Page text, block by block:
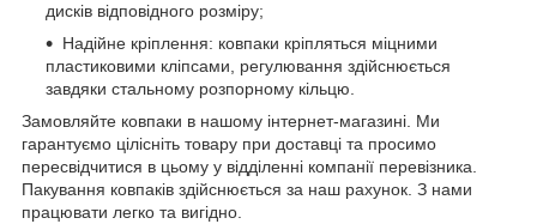
дисків відповідного розміру;
Надійне кріплення: ковпаки кріпляться міцними
пластиковими кліпсами, регулювання здійснюється
завдяки стальному розпорному кільцю.
Замовляйте ковпаки в нашому інтернет-магазині. Ми
гарантуємо цілісніть товару при доставці та просимо
пересвідчитися в цьому у відділенні компанії перевізника.
Пакування ковпаків здійснюється за наш рахунок. З нами
працювати легко та вигідно.